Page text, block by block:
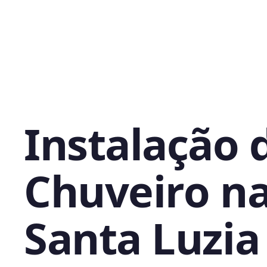
Instalação
Chuveiro
Santa Luzia